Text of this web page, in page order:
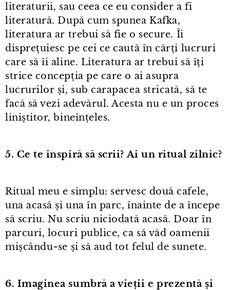
literaturii, sau ceea ce eu consider a fi
literatură. După cum spunea Kafka,
literatura ar trebui să fie o secure. Îi
disprețuiesc pe cei ce caută în cărți lucruri
care să îi aline. Literatura ar trebui să îți
strice concepția pe care o ai asupra
lucrurilor și, sub carapacea stricată, să te
facă să vezi adevărul. Acesta nu e un proces
liniștitor, bineînțeles.
5. Ce te inspiră să scrii? Ai un ritual zilnic?
Ritual meu e simplu: servesc două cafele,
una acasă și una în parc, înainte de a începe
să scriu. Nu scriu niciodată acasă. Doar în
parcuri, locuri publice, ca să văd oamenii
mișcându⁠-⁠se și să aud tot felul de sunete.
6. Imaginea sumbră a vieții e prezentă și